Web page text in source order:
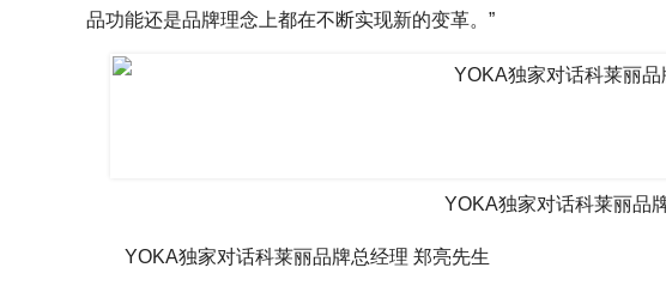
品功能还是品牌理念上都在不断实现新的变革。”
YOKA独家对话科莱丽品
YOKA独家对话科莱丽品牌总经理 郑亮先生